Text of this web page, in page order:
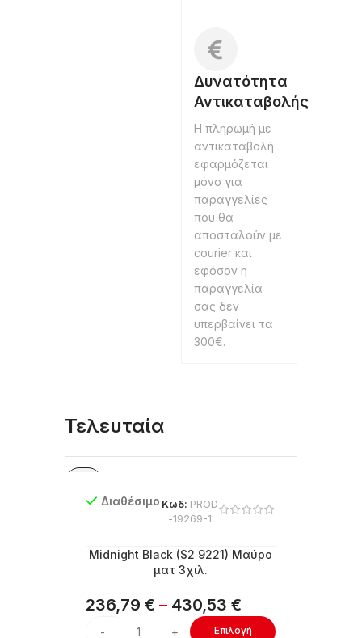
Δυνατότητα
Αντικαταβολής
Η πληρωμή με
αντικαταβολή
εφαρμόζεται
μόνο για
παραγγελίες
που θα
αποσταλούν με
courier και
εφόσον η
παραγγελία
σας δεν
υπερβαίνει τα
300€.
Τελευταία
Διαθέσιμο Κωδ: PROD
-19269-1
Midnight Black (S2 9221) Μαύρο
ματ 3χιλ.
236,79 € – 430,53 €
Επιλογή